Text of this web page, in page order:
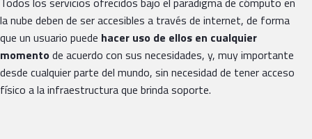
la nube deben de ser accesibles a través de internet, de forma
que un usuario puede hacer uso de ellos en cualquier
momentode acuerdo con sus necesidades, y, muy importante
desde cualquier parte del mundo, sin necesidad de tener acceso
físico a la infraestructura que brinda soporte.